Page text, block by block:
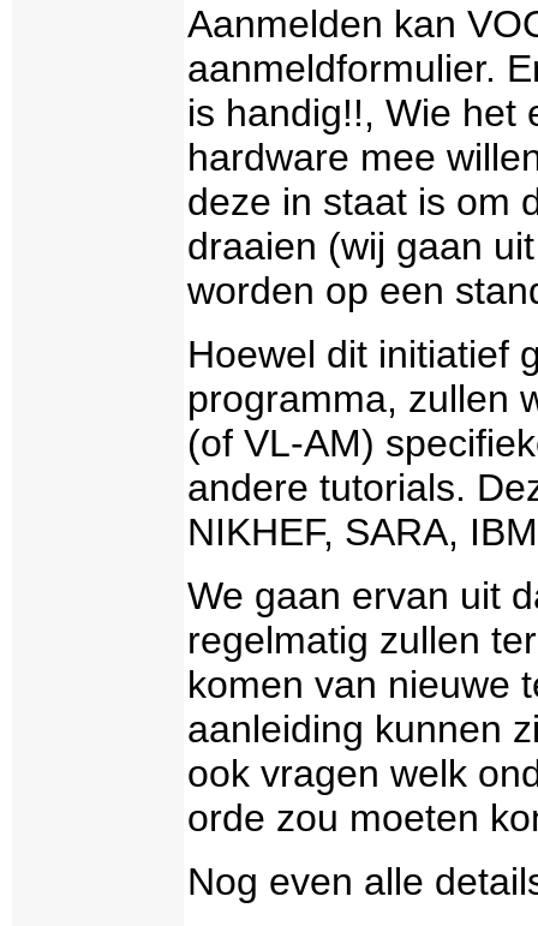
Aanmelden kan
aanmeldformulier.
is handig!!, Wie het
hardware mee
deze in staat is om
draaien (wij gaan
worden op een
Hoewel dit initiatief
programma, zullen
(of VL-AM)
andere tutorials.
NIKHEF, SARA,
We gaan ervan uit
regelmatig zullen
komen van nieuwe
aanleiding kunnen
ook vragen welk
orde zou moeten
Nog even alle